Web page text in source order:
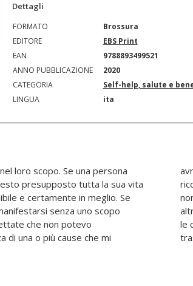
Dettagli
FORMATO
Brossura
EDITORE
EBS Print
EAN
9788893499521
ANNO PUBBLICAZIONE
2020
CATEGORIA
Self-help, salute e
LINGUA
ita
loro scopo. Se una persona
presupposto tutta la sua vita
e certamente in meglio. Se
senza uno scopo
che non potevo
di una o più cause che mi
effetto sorpresa. Perché
mentre del nostro futuro
a questa domanda e a tante
di comprendere perché
fare per provare a